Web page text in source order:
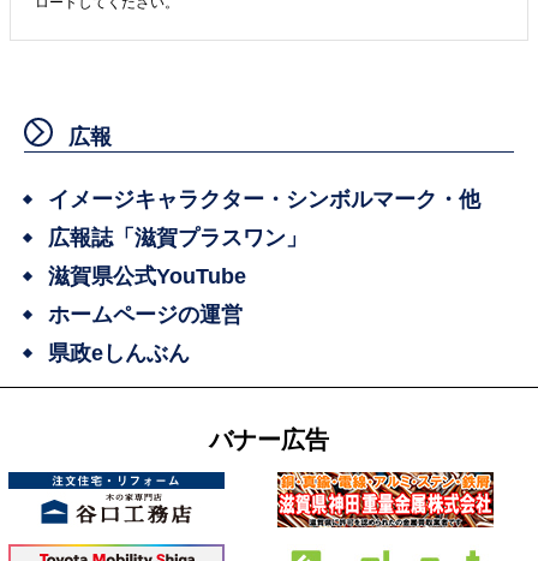
広報
イメージキャラクター・シンボルマーク・他
広報誌「滋賀プラスワン」
滋賀県公式YouTube
ホームページの運営
県政eしんぶん
バナー広告